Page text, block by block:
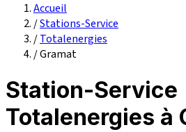
Accueil
/Stations-Service
/Totalenergies
/Gramat
Station-Service
Totalenergies à